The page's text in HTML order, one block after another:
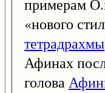
примерам
«нового
тетрадрахмы
Афинах
голова